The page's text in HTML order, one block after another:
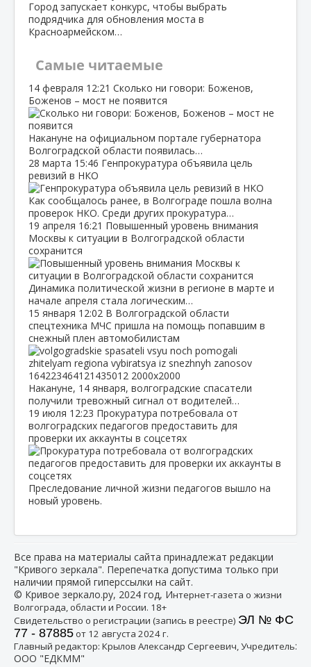
Город запускает конкурс, чтобы выбрать
подрядчика для обновления моста в
Красноармейском…
Самые читаемые
14 февраля 12:21 Сколько ни говори: Боженов,
Боженов – мост не появится
Накануне на официальном портале губернатора
Волгоградской области появилась…
28 марта 15:46 Генпрокуратура объявила цель
ревизий в НКО
Как сообщалось ранее, в Волгограде пошла волна
проверок НКО. Среди других прокуратура…
19 апреля 16:21 Повышенный уровень внимания
Москвы к ситуации в Волгоградской области
сохранится
Динамика политической жизни в регионе в марте и
начале апреля стала логическим…
15 января 12:02 В Волгоградской области
спецтехника МЧС пришла на помощь попавшим в
снежный плен автомобилистам
Накануне, 14 января, волгоградские спасатели
получили тревожный сигнал от водителей…
19 июля 12:23 Прокуратура потребовала от
волгоградских педагогов предоставить для
проверки их аккаунты в соцсетях
Преследование личной жизни педагогов вышло на
новый уровень.
Все права на материалы сайта принадлежат редакции
"Кривого зеркала". Перепечатка допустима только при
наличии прямой гиперссылки на сайт.
© Кривое зеркало.ру, 2024 год, Интернет-газета о жизни
Волгограда, области и России. 18+
Свидетельство о регистрации (запись в реестре) ЭЛ № ФС
77 - 87885от 12 августа 2024 г.
Главный редактор: Крылов Александр Сергеевич, Учредитель:
ООО "ЕДКММ"